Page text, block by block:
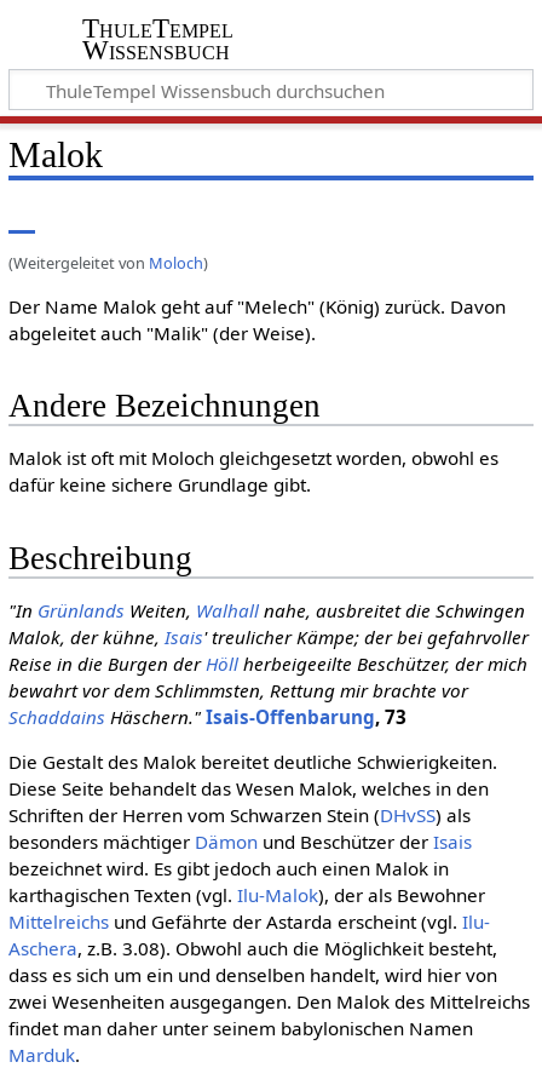
ThuleTempel
Wissensbuch
Malok
(Weitergeleitet von Moloch)
Der Name Malok geht auf "Melech" (König) zurück. Davon
abgeleitet auch "Malik" (der Weise).
Andere Bezeichnungen
Malok ist oft mit Moloch gleichgesetzt worden, obwohl es
dafür keine sichere Grundlage gibt.
Beschreibung
"In Grünlands Weiten, Walhallnahe, ausbreitet die Schwingen
Malok, der kühne, Isais' treulicher Kämpe; der bei gefahrvoller
Reise in die Burgen der Höllherbeigeeilte Beschützer, der mich
bewahrt vor dem Schlimmsten, Rettung mir brachte vor
Schaddains Häschern." Isais-Offenbarung, 73
Die Gestalt des Malok bereitet deutliche Schwierigkeiten.
Diese Seite behandelt das Wesen Malok, welches in den
Schriften der Herren vom Schwarzen Stein (DHvSS) als
besonders mächtiger Dämonund Beschützer der Isais
bezeichnet wird. Es gibt jedoch auch einen Malok in
karthagischen Texten (vgl. Ilu-Malok), der als Bewohner
Mittelreichsund Gefährte der Astarda erscheint (vgl. Ilu-
Aschera, z.B. 3.08). Obwohl auch die Möglichkeit besteht,
dass es sich um ein und denselben handelt, wird hier von
zwei Wesenheiten ausgegangen. Den Malok des Mittelreichs
findet man daher unter seinem babylonischen Namen
Marduk.